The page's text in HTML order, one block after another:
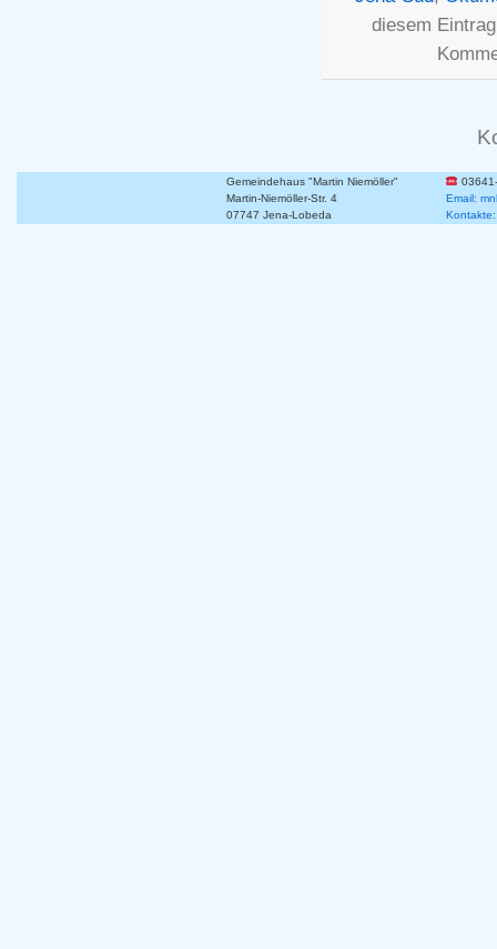
diesem
Gemeindehaus "Martin Niemöller"
Martin-Niemöller-Str. 4
Email:
07747 Jena-Lobeda